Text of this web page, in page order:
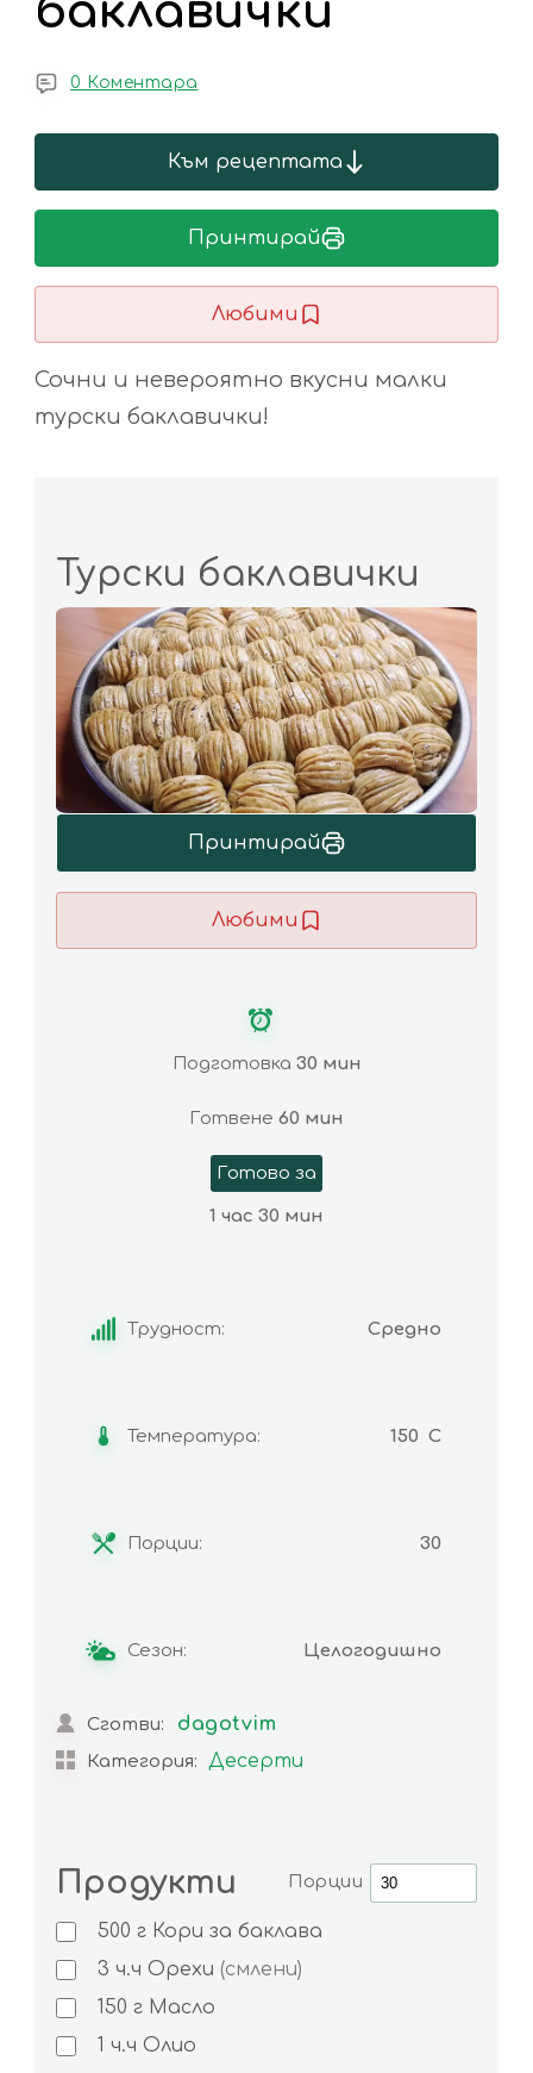
баклавички
0 Коментара
Към рецептата
Принтирай
Любими
Сочни и невероятно вкусни малки
турски баклавички!
Турски баклавички
Принтирай
Любими
Подготовка 30 мин
Готвене 60 мин
Готово за
1 час 30 мин
Трудност: Средно
Температура: 150 C
Порции: 30
Сезон: Целогодишно
Сготви: dagotvim
Категория: Десерти
Продукти Порции
500 г Кори за баклава
3 ч.ч Орехи (смлени)
150 г Масло
1 ч.ч Олио